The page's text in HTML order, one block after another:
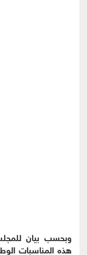
وبحسب بيان
هذه المناسبات